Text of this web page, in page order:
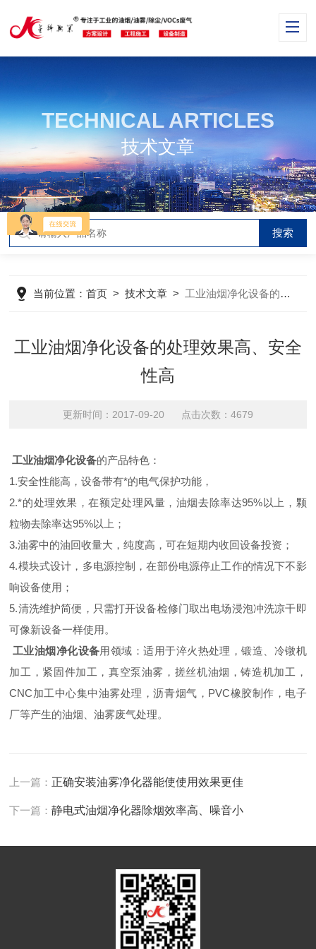
TECHNICAL ARTICLES
技术文章
当前位置：首页 >技术文章 > 工业油烟净化设备的处理效果高、安全性高
工业油烟净化设备的处理效果高、安全
性高
更新时间：2017-09-20 点击次数：4679
工业油烟净化设备的产品特色：
1.安全性能高，设备带有*的电气保护功能，
2.*的处理效果，在额定处理风量，油烟去除率达95%以上，颗
粒物去除率达95%以上；
3.油雾中的油回收量大，纯度高，可在短期内收回设备投资；
4.模块式设计，多电源控制，在部份电源停止工作的情况下不影
响设备使用；
5.清洗维护简便，只需打开设备检修门取出电场浸泡冲洗凉干即
可像新设备一样使用。
工业油烟净化设备用领域：适用于淬火热处理，锻造、冷镦机
加工，紧固件加工，真空泵油雾，搓丝机油烟，铸造机加工，
CNC加工中心集中油雾处理，沥青烟气，PVC橡胶制作，电子
厂等产生的油烟、油雾废气处理。
上一篇： 正确安装油雾净化器能使使用效果更佳
下一篇：静电式油烟净化器除烟效率高、噪音小